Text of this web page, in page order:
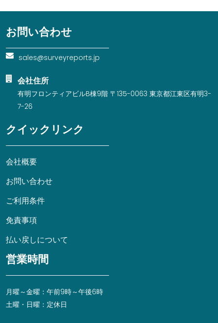
お問い合わせ
sales@surveyreports.jp
会社住所
有明フロンティアビルB棟9階 〒135-0063 東京都江東区有明3-
7-26
クイックリンク
会社概要
お問い合わせ
ご利用条件
免責事項
払い戻しについて
営業時間
月曜～金曜：午前9時～午後6時
土曜・日曜：定休日